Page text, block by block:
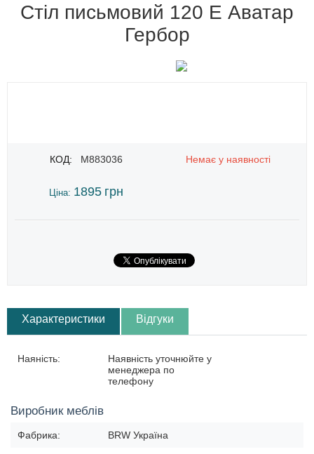
Стіл письмовий 120 E Аватар
Гербор
КОД: M883036 Немає у наявності
Ціна: 1895 грн
Характеристики Відгуки
Наяність:
Наявність уточнюйте у
менеджера по
телефону
Виробник меблів
Фабрика: BRW Україна